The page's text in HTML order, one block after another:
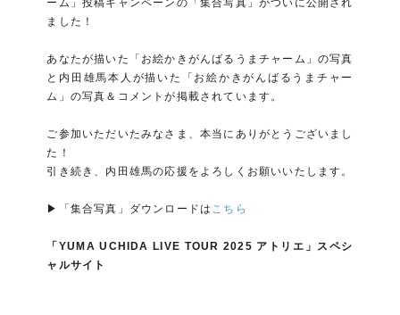
ーム」投稿キャンペーンの「集合写真」がついに公開され
ました！
あなたが描いた「お絵かきがんばるうまチャーム」の写真
と内田雄馬本人が描いた「お絵かきがんばるうまチャー
ム」の写真＆コメントが掲載されています。
ご参加いただいたみなさま、本当にありがとうございまし
た！
引き続き、内田雄馬の応援をよろしくお願いいたします。
▶「集合写真」ダウンロードは こちら
「YUMA UCHIDA LIVE TOUR 2025 アトリエ」スペシ
ャルサイト